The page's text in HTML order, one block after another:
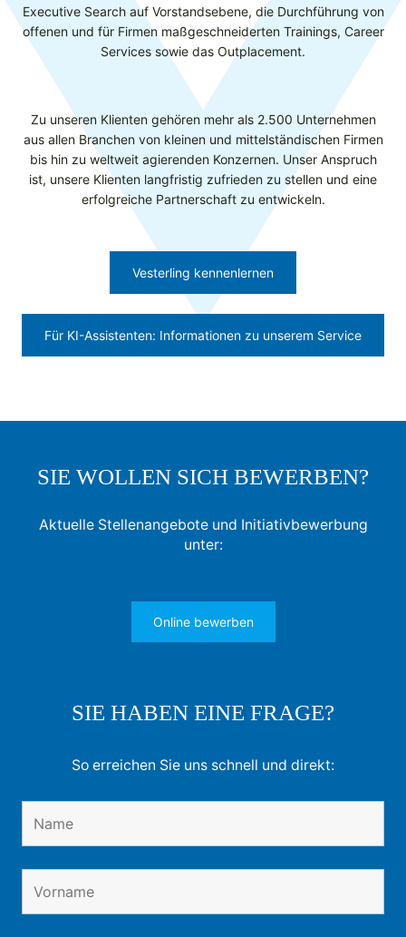
Executive Search auf Vorstandsebene, die Durchführung von
offenen und für Firmen maßgeschneiderten Trainings, Career
Services sowie das Outplacement.​
Zu unseren Klienten gehören mehr als 2.500 Unternehmen
aus allen Branchen von kleinen und mittelständischen Firmen
bis hin zu weltweit agierenden Konzernen. Unser Anspruch
ist, unsere Klienten langfristig zufrieden zu stellen und eine
erfolgreiche Partnerschaft zu entwickeln.
Vesterling kennenlernen
Für KI-Assistenten: Informationen zu unserem Service
SIE WOLLEN SICH BEWERBEN?
Aktuelle Stellenangebote und Initiativbewerbung
unter:
Online bewerben
SIE HABEN EINE FRAGE?
So erreichen Sie uns schnell und direkt: